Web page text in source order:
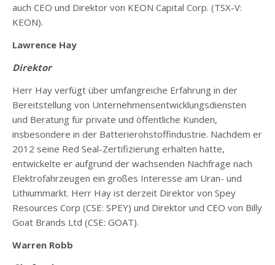
auch CEO und Direktor von KEON Capital Corp. (TSX-V:
KEON).
Lawrence Hay
Direktor
Herr Hay verfügt über umfangreiche Erfahrung in der
Bereitstellung von Unternehmensentwicklungsdiensten
und Beratung für private und öffentliche Kunden,
insbesondere in der Batterierohstoffindustrie. Nachdem er
2012 seine Red Seal-Zertifizierung erhalten hatte,
entwickelte er aufgrund der wachsenden Nachfrage nach
Elektrofahrzeugen ein großes Interesse am Uran- und
Lithiummarkt. Herr Hay ist derzeit Direktor von Spey
Resources Corp (CSE: SPEY) und Direktor und CEO von Billy
Goat Brands Ltd (CSE: GOAT).
Warren Robb